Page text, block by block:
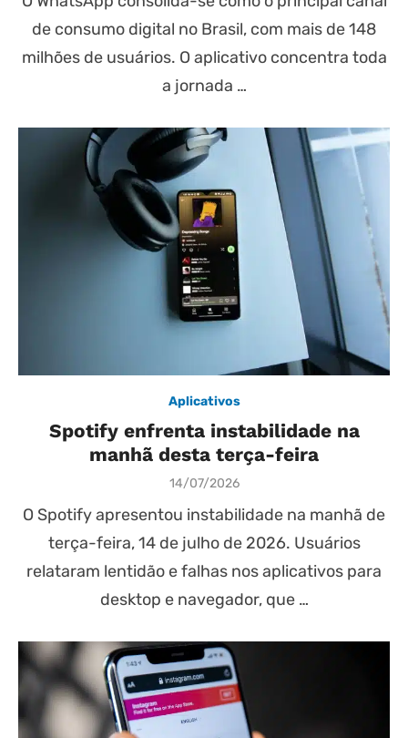
de consumo digital no Brasil, com mais de 148
milhões de usuários. O aplicativo concentra toda
a jornada …
Aplicativos
Spotify enfrenta instabilidade na
manhã desta terça-feira
Posted
14/07/2026
O Spotify apresentou instabilidade na manhã de
terça-feira, 14 de julho de 2026. Usuários
relataram lentidão e falhas nos aplicativos para
desktop e navegador, que …